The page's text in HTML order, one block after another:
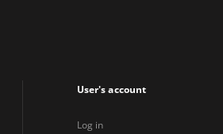
User's account
Log in